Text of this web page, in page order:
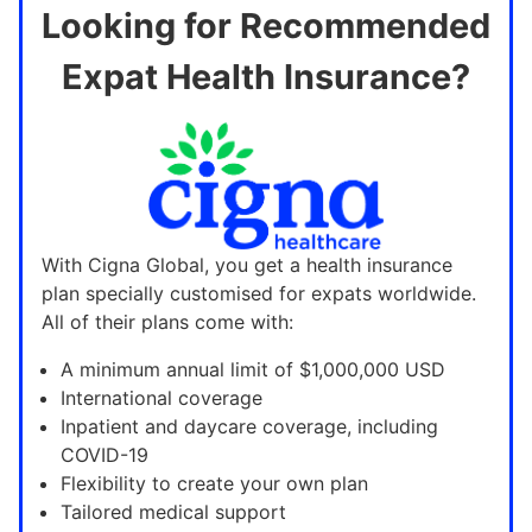
Looking for Recommended
Expat Health Insurance?
With Cigna Global, you get a health insurance
plan specially customised for expats worldwide.
All of their plans come with:
A minimum annual limit of $1,000,000 USD
International coverage
Inpatient and daycare coverage, including
COVID-19
Flexibility to create your own plan
Tailored medical support